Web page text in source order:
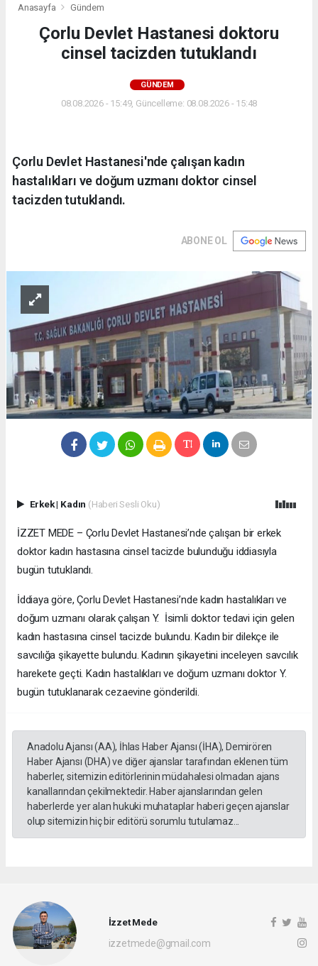
Anasayfa Gündem
Çorlu Devlet Hastanesi doktoru
cinsel tacizden tutuklandı
GÜNDEM
08.08.2026 - 15:49, Güncelleme: 08.08.2026 - 15:48
Çorlu Devlet Hastanesi'nde çalışan kadın
hastalıkları ve doğum uzmanı doktor cinsel
tacizden tutuklandı.
ABONE OL
Erkek| Kadın (Haberi Sesli Oku)
İZZET MEDE – Çorlu Devlet Hastanesi’nde çalışan bir erkek
doktor kadın hastasına cinsel tacizde bulunduğu iddiasıyla
bugün tutuklandı.
İddiaya göre, Çorlu Devlet Hastanesi’nde kadın hastalıkları ve
doğum uzmanı olarak çalışan Y. İsimli doktor tedavi için gelen
kadın hastasına cinsel tacizde bulundu. Kadın bir dilekçe ile
savcılığa şikayette bulundu. Kadının şikayetini inceleyen savcılık
harekete geçti. Kadın hastalıkları ve doğum uzmanı doktor Y.
bugün tutuklanarak cezaevine gönderildi.
Anadolu Ajansı (AA), İhlas Haber Ajansı (İHA), Demirören
Haber Ajansı (DHA) ve diğer ajanslar tarafından eklenen tüm
haberler, sitemizin editörlerinin müdahalesi olmadan ajans
kanallarından çekilmektedir. Haber ajanslarından gelen
haberlerde yer alan hukuki muhataplar haberi geçen ajanslar
olup sitemizin hiç bir editörü sorumlu tutulamaz...
İzzet Mede
izzetmede@gmail.com